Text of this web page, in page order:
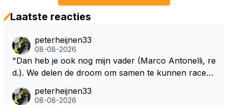
Laatste reacties
peterheijnen33
08-08-2026
"Dan heb je ook nog mijn vader (Marco Antonelli, re
d.). We delen de droom om samen te kunnen racen i
out die droom met Kimi en Marco én Max én Jos? ;)
peterheijnen33
08-08-2026